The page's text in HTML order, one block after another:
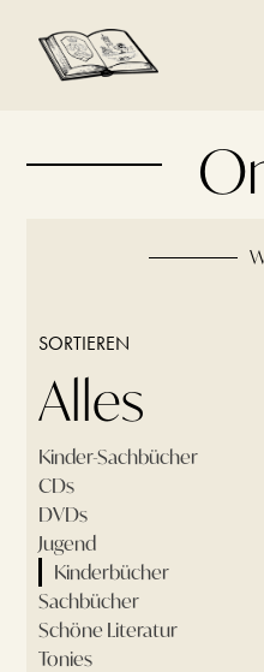
SORTIEREN
Alles
Kinder-Sachbücher
CDs
DVDs
Jugend
Kinderbücher
Sachbücher
Schöne Literatur
Tonies